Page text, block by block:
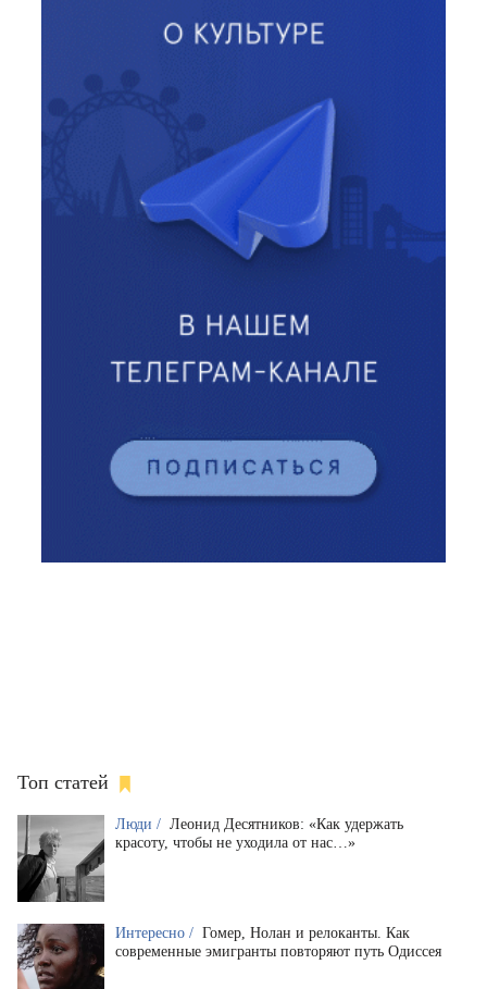
Топ статей
Люди / Леонид Десятников: «Как удержать
красоту, чтобы не уходила от нас…»
Интересно / Гомер, Нолан и релоканты. Как
современные эмигранты повторяют путь Одиссея